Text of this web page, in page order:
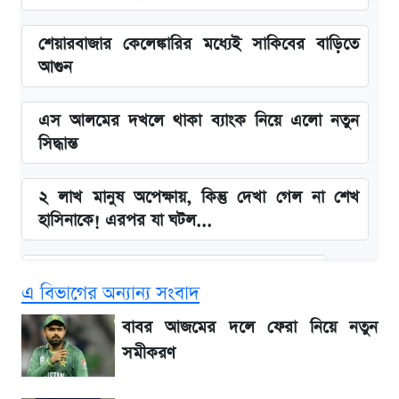
শেয়ারবাজার কেলেঙ্কারির মধ্যেই সাকিবের বাড়িতে
আগুন
এস আলমের দখলে থাকা ব্যাংক নিয়ে এলো নতুন
সিদ্ধান্ত
২ লাখ মানুষ অপেক্ষায়, কিন্তু দেখা গেল না শেখ
হাসিনাকে! এরপর যা ঘটল...
সাকিবের বাড়িতে হামলা নিয়ে মুখ খুললেন দিলীপ
ঘোষ
এ বিভাগের অন্যান্য সংবাদ
বাবর আজমের দলে ফেরা নিয়ে নতুন
সমীকরণ